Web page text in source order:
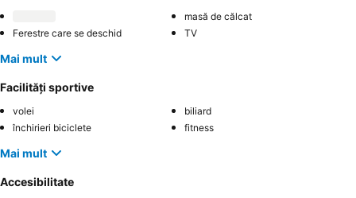
masă de călcat
Ferestre care se deschid
TV
Mai mult
Facilități sportive
volei
biliard
închirieri biciclete
fitness
Mai mult
Accesibilitate